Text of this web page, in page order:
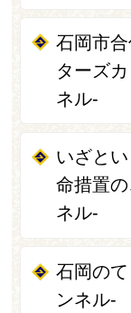
石岡市
ターズ
ネル-
いざと
命措置
ネル-
石岡の
ンネル-